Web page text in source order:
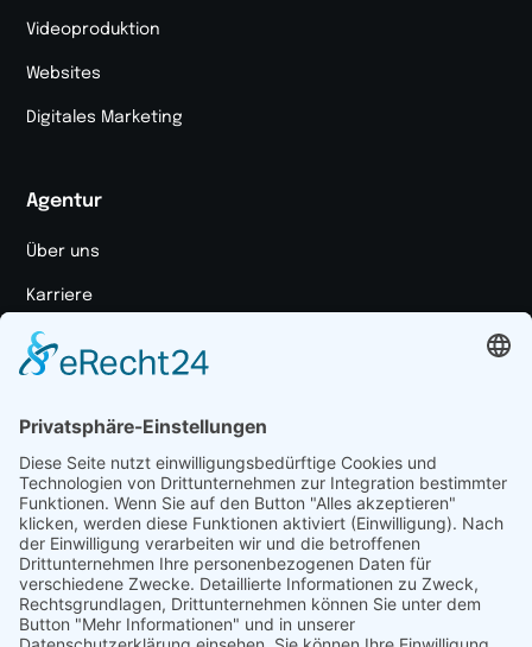
Videoproduktion
Websites
Digitales Marketing
Agentur
Über uns
Karriere
Unser Ansatz
Medienpaket
Ressourcen
Case Studies
Blog